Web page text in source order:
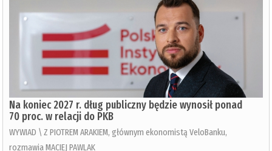
Na koniec 2027 r. dług publiczny będzie wynosił ponad
70 proc. w relacji do PKB
WYWIAD \ Z PIOTREM ARAKIEM, głównym ekonomistą VeloBanku,
rozmawia MACIEJ PAWLAK